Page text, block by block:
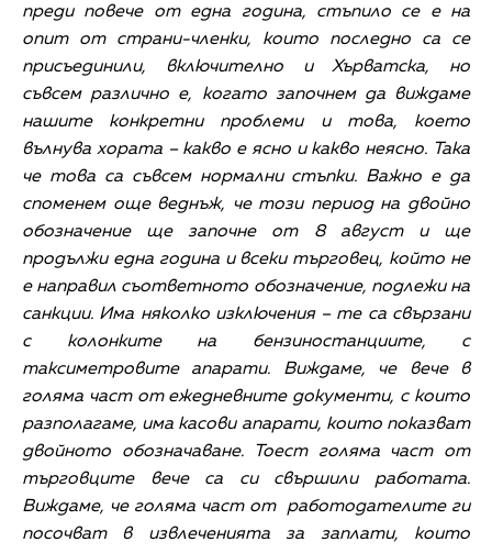
преди повече от една година, стъпило се е на
опит от страни-членки, които последно са се
присъединили, включително и Хърватска, но
съвсем различно е, когато започнем да виждаме
нашите конкретни проблеми и това, което
вълнува хората – какво е ясно и какво неясно. Така
че това са съвсем нормални стъпки. Важно е да
споменем още веднъж, че този период на двойно
обозначение ще започне от 8 август и ще
продължи една година и всеки търговец, който не
е направил съответното обозначение, подлежи на
санкции. Има няколко изключения – те са свързани
с колонките на бензиностанциите, с
таксиметровите апарати. Виждаме, че вече в
голяма част от ежедневните документи, с които
разполагаме, има касови апарати, които показват
двойното обозначаване. Тоест голяма част от
търговците вече са си свършили работата.
Виждаме, че голяма част от работодателите ги
посочват в извлеченията за заплати, които